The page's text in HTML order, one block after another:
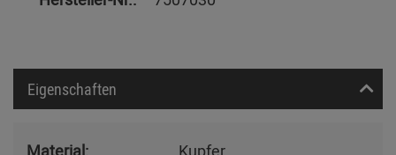
Eigenschaften
Material:
Kupfer